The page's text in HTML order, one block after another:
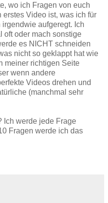
wo ich Fragen von euch
erstes Video ist, was ich für
aufgeregt. Ich
oft oder mach sonstige
es NICHT schneiden
nicht so geklappt hat wie
meiner richtigen Seite
wenn andere
Videos drehen und
(manchmal sehr
Ich werde jede Frage
Fragen werde ich das